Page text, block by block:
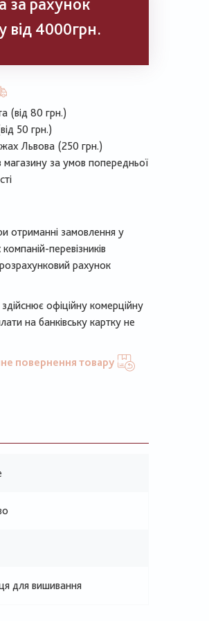
від 4000грн.
(від 80 грн.)
50 грн.)
Львова (250 грн.)
магазину за умов попередньої
отриманні замовлення у
компаній-перевізників
рахунок
офіційну комерційну
на банківську картку не
повернення товару
для вишивання